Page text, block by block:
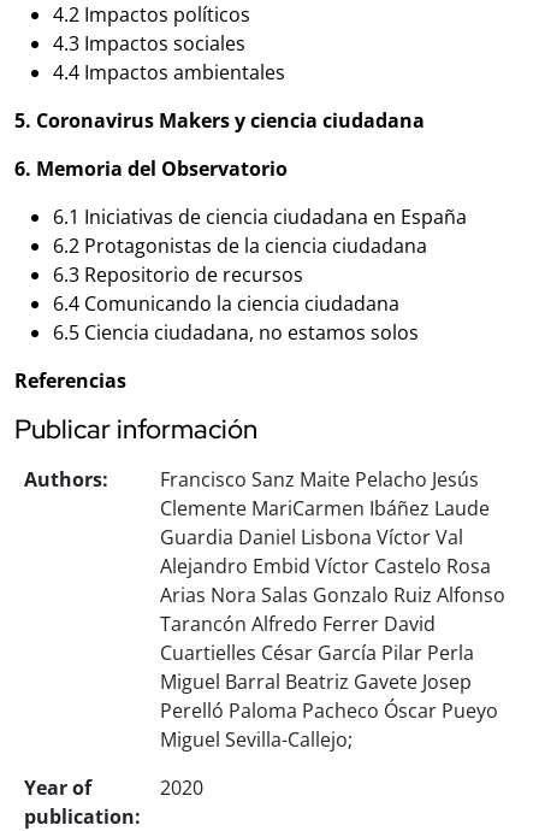
4.2 Impactos políticos
4.3 Impactos sociales
4.4 Impactos ambientales
5. Coronavirus Makers y ciencia ciudadana
6. Memoria del Observatorio
6.1 Iniciativas de ciencia ciudadana en España
6.2 Protagonistas de la ciencia ciudadana
6.3 Repositorio de recursos
6.4 Comunicando la ciencia ciudadana
6.5 Ciencia ciudadana, no estamos solos
Referencias
Publicar información
Authors:
Francisco Sanz Maite Pelacho Jesús
Clemente MariCarmen Ibáñez Laude
Guardia Daniel Lisbona Víctor Val
Alejandro Embid Víctor Castelo Rosa
Arias Nora Salas Gonzalo Ruiz Alfonso
Tarancón Alfredo Ferrer David
Cuartielles César García Pilar Perla
Miguel Barral Beatriz Gavete Josep
Perelló Paloma Pacheco Óscar Pueyo
Miguel Sevilla-Callejo;
Year of
publication:
2020